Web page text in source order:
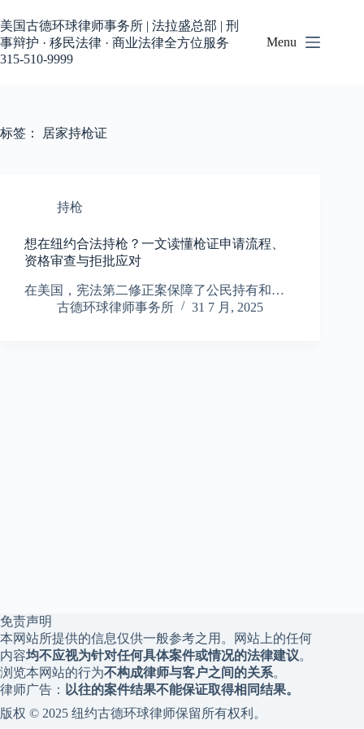
过
内
容
美国古德环球律师事务所 | 法拉盛总部 | 刑
事辩护 · 移民法律 · 商业法律全方位服务
315-510-9999
Menu
标签： 居家持枪证
持枪
想在纽约合法持枪？一文读懂枪证申请流程、
资格审查与拒批应对
在美国，宪法第二修正案保障了公民持有和…
古德环球律师事务所
31 7 月, 2025
免责声明
本网站所提供的信息仅供一般参考之用。网站上的任何
内容均不应视为针对任何具体案件或情况的法律建议。
浏览本网站的行为不构成律师与客户之间的关系。
律师广告： 以往的案件结果不能保证取得相同结果。
版权 © 2025 纽约古德环球律师保留所有权利。